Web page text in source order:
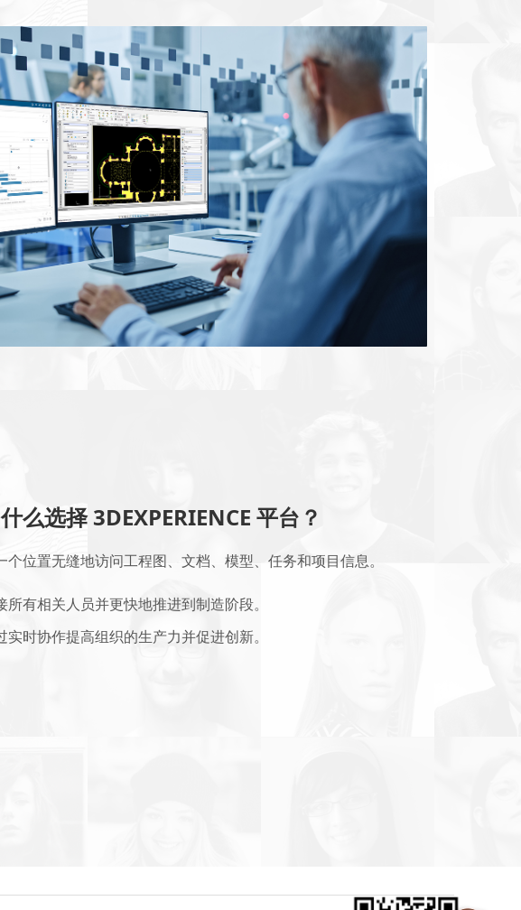
么选择 3DEXPERIENCE 平台？
个位置无缝地访问工程图、文档、模型、任务和项目信息。
所有相关人员并更快地推进到制造阶段。
实时协作提高组织的生产力并促进创新。